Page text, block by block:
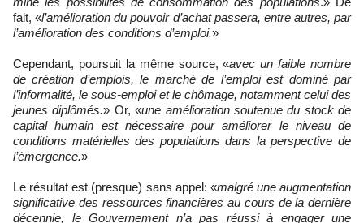
fait, «l’amélioration du pouvoir d’achat passera, entre autres, par
l’amélioration des conditions d’emploi.»
Cependant, poursuit la même source, «avec un faible nombre
de création d’emplois, le marché de l’emploi est dominé par
l’informalité, le sous-emploi et le chômage, notamment celui des
jeunes diplômés.» Or, «une amélioration soutenue du stock de
capital humain est nécessaire pour améliorer le niveau de
conditions matérielles des populations dans la perspective de
l’émergence.»
Le résultat est (presque) sans appel: «malgré une augmentation
significative des ressources financières au cours de la dernière
décennie, le Gouvernement n’a pas réussi à engager une